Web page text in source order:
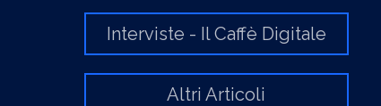
Interviste - Il Caffè Digitale
Altri Articoli